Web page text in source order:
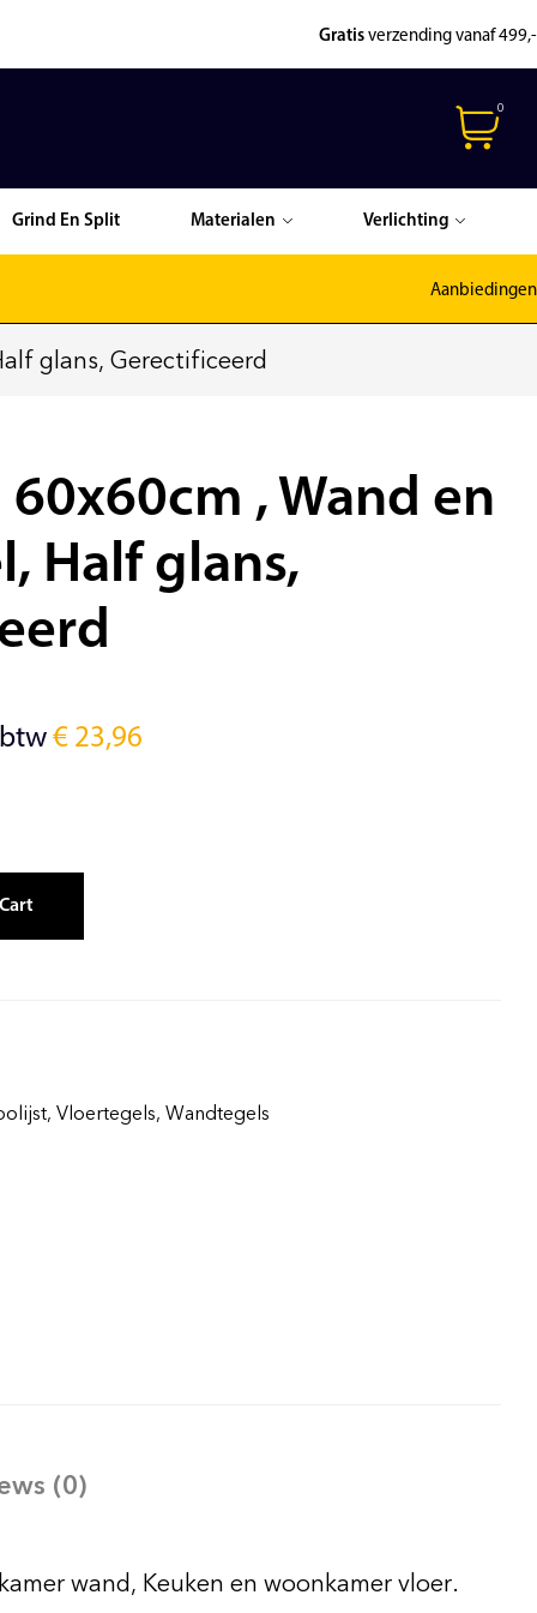
Gratis verzending vanaf 499,-
0
Grind En Split Materialen Verlichting
Aanbiedingen
glans, Gerectificeerd
, Wand en
Half glans,
€23,96
, Vloertegels, Wandtegels
(0)
wand, Keuken en woonkamer vloer.